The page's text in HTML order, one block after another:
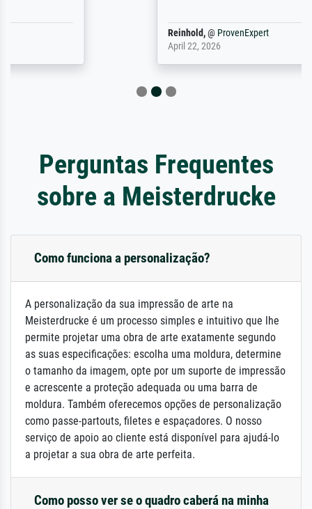
Perguntas Frequentes
sobre a Meisterdrucke
Como funciona a personalização?
A personalização da sua impressão de arte na
Meisterdrucke é um processo simples e intuitivo que lhe
permite projetar uma obra de arte exatamente segundo
as suas especificações: escolha uma moldura, determine
o tamanho da imagem, opte por um suporte de impressão
e acrescente a proteção adequada ou uma barra de
moldura. Também oferecemos opções de personalização
como passe-partouts, filetes e espaçadores. O nosso
serviço de apoio ao cliente está disponível para ajudá-lo
a projetar a sua obra de arte perfeita.
Como posso ver se o quadro caberá na minha